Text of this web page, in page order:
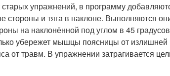
упражнений, в программу
стороны и тяга в наклоне. Выполняются
на наклонённой под углом в 45
убережет мышцы поясницы от излишней
от травм. В упражнении затрагивается